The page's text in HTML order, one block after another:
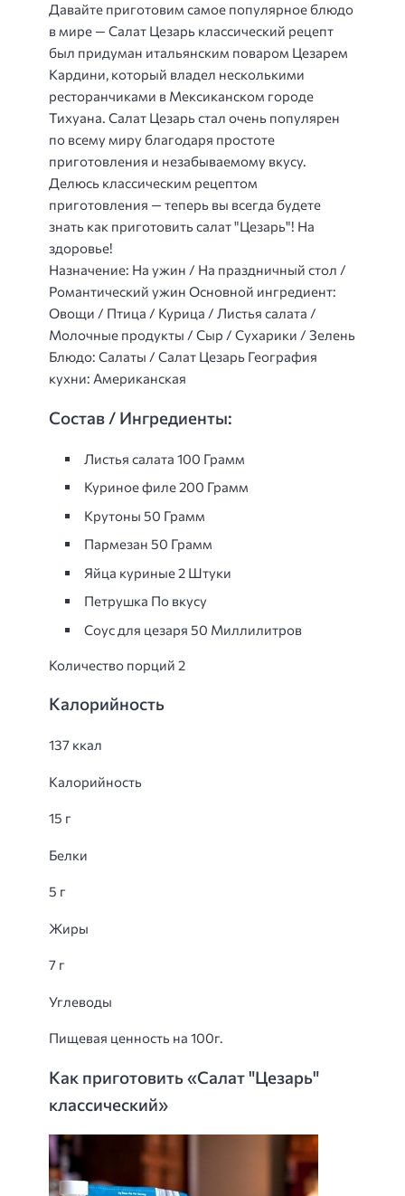
Давайте приготовим самое популярное блюдо
в мире — Салат Цезарь классический рецепт
был придуман итальянским поваром Цезарем
Кардини, который владел несколькими
ресторанчиками в Мексиканском городе
Тихуана. Салат Цезарь стал очень популярен
по всему миру благодаря простоте
приготовления и незабываемому вкусу.
Делюсь классическим рецептом
приготовления — теперь вы всегда будете
знать как приготовить салат "Цезарь"! На
здоровье!
Назначение: На ужин / На праздничный стол /
Романтический ужин Основной ингредиент:
Овощи / Птица / Курица / Листья салата /
Молочные продукты / Сыр / Сухарики / Зелень
Блюдо: Салаты / Салат Цезарь География
кухни: Американская
Состав / Ингредиенты:
Листья салата 100 Грамм
Куриное филе 200 Грамм
Крутоны 50 Грамм
Пармезан 50 Грамм
Яйца куриные 2 Штуки
Петрушка По вкусу
Соус для цезаря 50 Миллилитров
Количество порций 2
Калорийность
137 ккал
Калорийность
15 г
Белки
5 г
Жиры
7 г
Углеводы
Пищевая ценность на 100г.
Как приготовить «Салат "Цезарь"
классический»